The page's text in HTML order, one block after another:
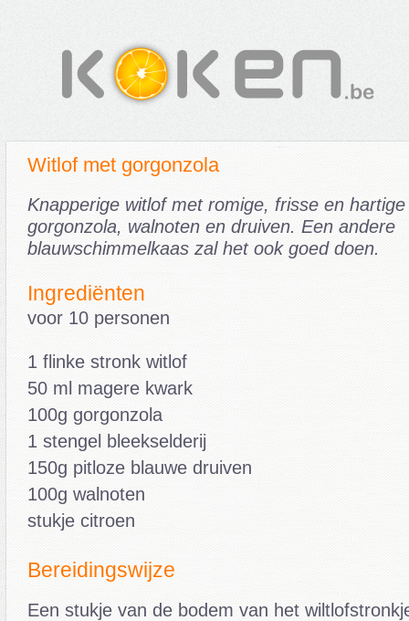
Witlof met gorgonzola
Knapperige witlof met romige, frisse en
gorgonzola, walnoten en druiven. Een andere
blauwschimmelkaas zal het ook goed doen.
Ingrediënten
voor 10 personen
1 flinke stronk witlof
50 ml magere kwark
100g gorgonzola
1 stengel bleekselderij
150g pitloze blauwe druiven
100g walnoten
stukje citroen
Bereidingswijze
Een stukje van de bodem van het